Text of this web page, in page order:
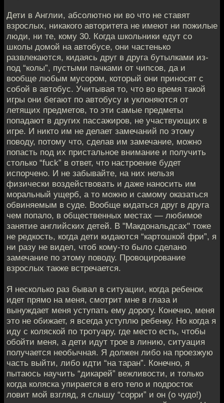
Дети в Англии, абсолютно ни во что не ставят
взрослых, никакого авторитета не имеют ни пожилые
люди, ни те, кому 30. Когда школьники едут со
школы домой на автобусе, они частенько
развлекаются, кидаясь друг в друга бутылками из-
под “колы”, пустыми пачками от чипсов, да и
вообще любым мусором, который они приносят с
собой в автобус. Учитывая то, что во время такой
игры они бегают по автобусу и уклоняются от
летящих предметов, то эти самые предметы
попадают в других пассажиров, не участвующих в
игре. И никто им не делает замечаний по этому
поводу, потому что, сделав им замечание, можно
попасть под их пристальное внимание и получить
столько “fuck” в ответ, что настроение будет
испорчено. И не забывайте, на них нельзя
физически воздействовать и даже наносить им
моральный ущерб, а то можно и самому оказаться
обвиняемым в суде. Вообще кидаться друг в друга
чем попало, в общественных местах — любимое
занятие английских детей. В "Макдональдсах" тоже
не редкость, когда дети кидаются “картошкой фри”, я
ни разу не видел, чтоб кому-то было сделано
замечание по этому поводу. Провоцирование
взрослых также встречается.
Я несколько раз бывал в ситуации, когда ребенок
идет прямо на меня, смотрит мне в глаза и
вынуждает меня уступать ему дорогу. Конечно, меня
это не обижает, я всегда уступлю ребенку. Но когда я
иду с коляской по тротуару, где место есть, чтобы
обойти меня, а дети идут трое в линию, ситуация
получается необычная. Я должен либо на проезжую
часть выйти, либо идти “на таран”. Конечно, я
пытаюсь научить “дикарей” вежливости, и только
когда коляска упирается в его тело и подросток
ловит мой взгляд, я слышу “сорри” и он (о чудо!)